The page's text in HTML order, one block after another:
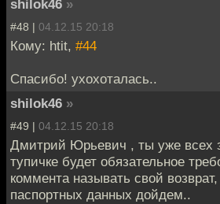
shilok46 »
#48 | 04.12.15 20:18
Кому: htit, #44
Спасибо! ухохоталась..
shilok46 »
#49 | 04.12.15 20:18
Дмитрий Юрьевич , ты уже всех
тупичке будет обязательное
коммента называть свой
паспортных данных дойдем..